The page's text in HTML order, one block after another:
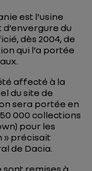
est l’usine
du
dès 2004, de
qui l’a portée
affecté à la
du site de
sera portée en
000 collections
pour les
» précisait
de Dacia.
sont remises à